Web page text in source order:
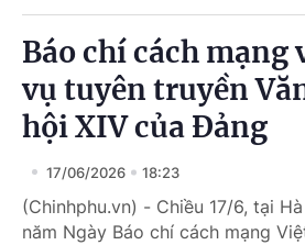
Báo chí cách mạng
vụ tuyên truyền
hội XIV của Đảng
17/06/2026 18:23
(Chinhphu.vn) - Chiều 17/6, tại
năm Ngày Báo chí cách mạng